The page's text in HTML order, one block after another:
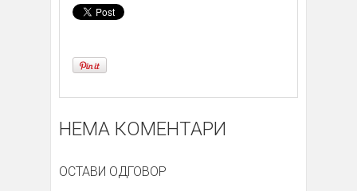
НЕМА КОМЕНТАРИ
ОСТАВИ ОДГОВОР